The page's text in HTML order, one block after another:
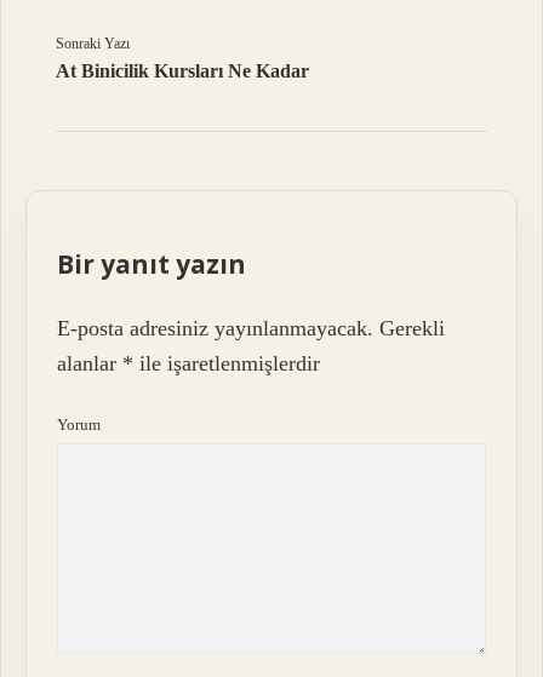
Sonraki Yazı
At Binicilik Kursları Ne Kadar
Bir yanıt yazın
E-posta adresiniz yayınlanmayacak. Gerekli
alanlar * ile işaretlenmişlerdir
Yorum